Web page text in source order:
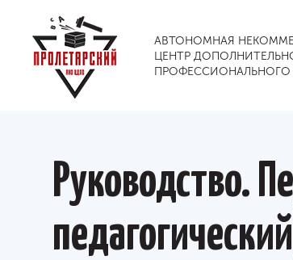
АВТОНОМНАЯ
ЦЕНТР
ПРОФЕССИОНАЛЬНОГО
Руководство.